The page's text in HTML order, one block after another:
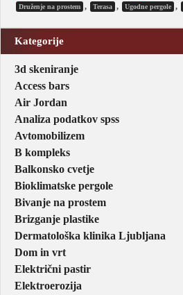
Druženje na prostem , Terasa , Ugodne pergole ,
Kategorije
3d skeniranje
Access bars
Air Jordan
Analiza podatkov spss
Avtomobilizem
B kompleks
Balkonsko cvetje
Bioklimatske pergole
Bivanje na prostem
Brizganje plastike
Dermatološka klinika Ljubljana
Dom in vrt
Električni pastir
Elektroerozija